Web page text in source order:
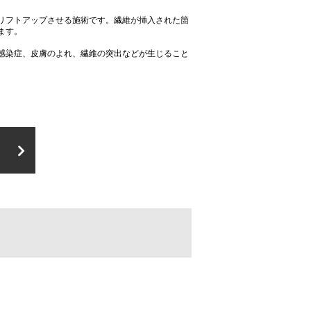
トアップさせる施術です。繊維が挿入された箇
。
症、皮膚のよれ、繊維の突出などが生じること